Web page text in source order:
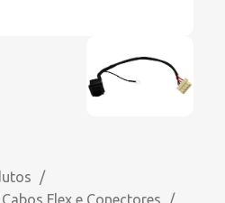
Cabos Flex e Conectores